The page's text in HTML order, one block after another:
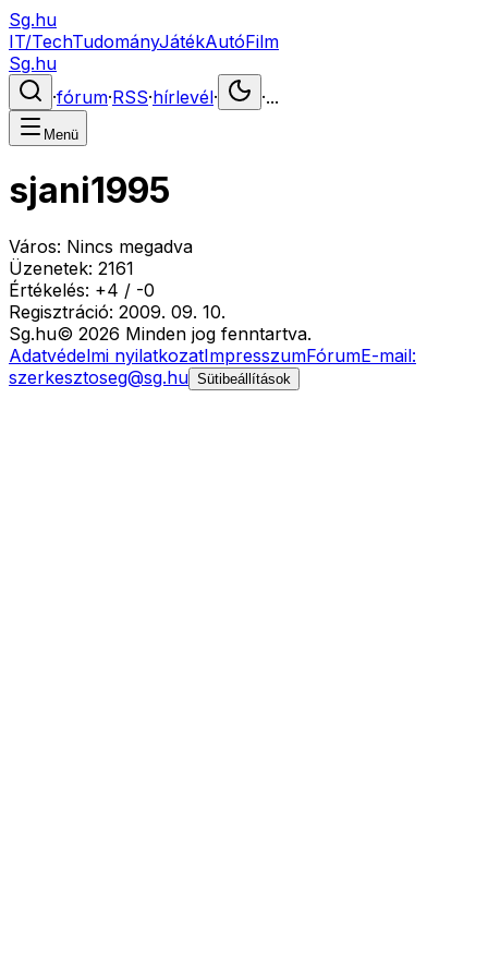
Sg.hu
IT/TechTudományJátékAutóFilm
Sg.hu
·fórum·RSS·hírlevél· ·...
Menü
sjani1995
Város: Nincs megadva
Üzenetek: 2161
Értékelés: +4 / -0
Regisztráció: 2009. 09. 10.
Sg.hu© 2026 Minden jog fenntartva.
Adatvédelmi nyilatkozatImpresszumFórumE-mail:
szerkesztoseg@sg.hu Sütibeállítások